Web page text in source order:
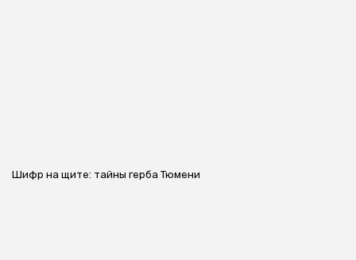
Шифр на щите: тайны герба Тюмени